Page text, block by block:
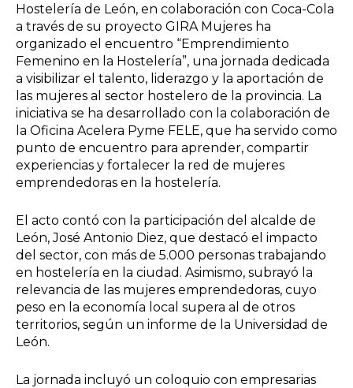
Hostelería de León, en colaboración con Coca-Cola
a través de su proyecto GIRA Mujeres ha
organizado el encuentro “Emprendimiento
Femenino en la Hostelería”, una jornada dedicada
a visibilizar el talento, liderazgo y la aportación de
las mujeres al sector hostelero de la provincia. La
iniciativa se ha desarrollado con la colaboración de
la Oficina Acelera Pyme FELE, que ha servido como
punto de encuentro para aprender, compartir
experiencias y fortalecer la red de mujeres
emprendedoras en la hostelería.
El acto contó con la participación del alcalde de
León, José Antonio Diez, que destacó el impacto
del sector, con más de 5.000 personas trabajando
en hostelería en la ciudad. Asimismo, subrayó la
relevancia de las mujeres emprendedoras, cuyo
peso en la economía local supera al de otros
territorios, según un informe de la Universidad de
León.
La jornada incluyó un coloquio con empresarias